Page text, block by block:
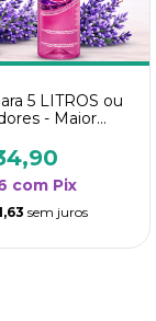
5 LITROS ou
- Maior
com Pix
sem juros